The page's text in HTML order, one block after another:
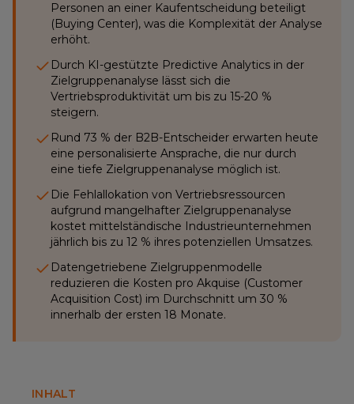
Personen an einer Kaufentscheidung beteiligt
(Buying Center), was die Komplexität der Analyse
erhöht.
Durch KI-gestützte Predictive Analytics in der
Zielgruppenanalyse lässt sich die
Vertriebsproduktivität um bis zu 15-20 %
steigern.
Rund 73 % der B2B-Entscheider erwarten heute
eine personalisierte Ansprache, die nur durch
eine tiefe Zielgruppenanalyse möglich ist.
Die Fehlallokation von Vertriebsressourcen
aufgrund mangelhafter Zielgruppenanalyse
kostet mittelständische Industrieunternehmen
jährlich bis zu 12 % ihres potenziellen Umsatzes.
Datengetriebene Zielgruppenmodelle
reduzieren die Kosten pro Akquise (Customer
Acquisition Cost) im Durchschnitt um 30 %
innerhalb der ersten 18 Monate.
INHALT